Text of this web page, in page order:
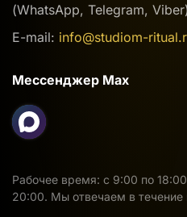
(WhatsApp, Telegram, Viber)
E-mail: info@studiom-
Мессенджер Max
Рабочее время: с 9:00 по
20:00. Мы отвечаем в течение